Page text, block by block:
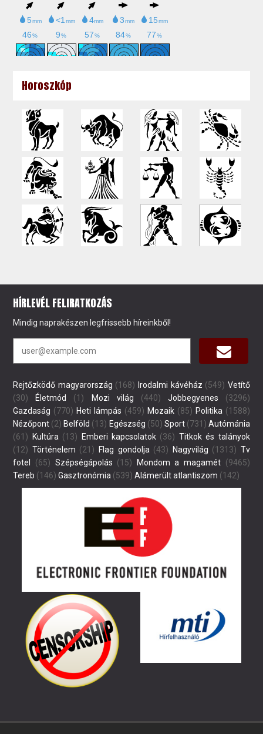
Horoszkóp
HÍRLEVÉL FELIRATKOZÁS
Mindig naprakészen legfrissebb híreinkből!
Rejtőzködő magyarország (168) Irodalmi kávéház (549) Vetítő
(30)
Életmód (1) Mozi világ (440) Jobbegyenes (3296)
Gazdaság (770) Heti lámpás (459) Mozaik(85) Politika (1588)
Nézőpont (2) Belföld (13) Egészség (50) Sport(731) Autómánia
(61)
Kultúra (13) Emberi kapcsolatok (36) Titkok és talányok
(12) Történelem (21) Flag gondolja (43) Nagyvilág (1313) Tv
fotel
(65) Szépségápolás (15) Mondom a magamét (9465)
Tereb (146) Gasztronómia (539) Alámerült atlantiszom (142)